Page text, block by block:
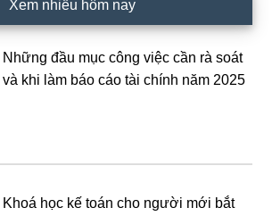
Xem nhiều hôm nay
Những đầu mục công việc cần rà soát
và khi làm báo cáo tài chính năm 2025
Khoá học kế toán cho người mới bắt